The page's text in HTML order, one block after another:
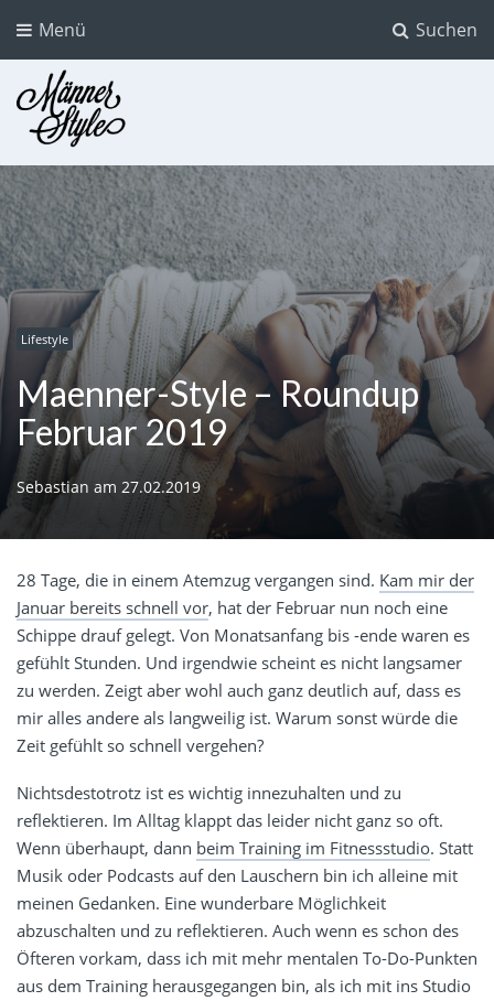
Suchen
Menü
Männer Style
Der Mode Blog für Männer
Lifestyle
Maenner-Style – Roundup
Februar 2019
Sebastian am 27.02.2019
28 Tage, die in einem Atemzug vergangen sind. Kam mir der
Januar bereits schnell vor, hat der Februar nun noch eine
Schippe drauf gelegt. Von Monatsanfang bis -ende waren es
gefühlt Stunden. Und irgendwie scheint es nicht langsamer
zu werden. Zeigt aber wohl auch ganz deutlich auf, dass es
mir alles andere als langweilig ist. Warum sonst würde die
Zeit gefühlt so schnell vergehen?
Nichtsdestotrotz ist es wichtig innezuhalten und zu
reflektieren. Im Alltag klappt das leider nicht ganz so oft.
Wenn überhaupt, dann beim Training im Fitnessstudio. Statt
Musik oder Podcasts auf den Lauschern bin ich alleine mit
meinen Gedanken. Eine wunderbare Möglichkeit
abzuschalten und zu reflektieren. Auch wenn es schon des
Öfteren vorkam, dass ich mit mehr mentalen To-Do-Punkten
aus dem Training herausgegangen bin, als ich mit ins Studio